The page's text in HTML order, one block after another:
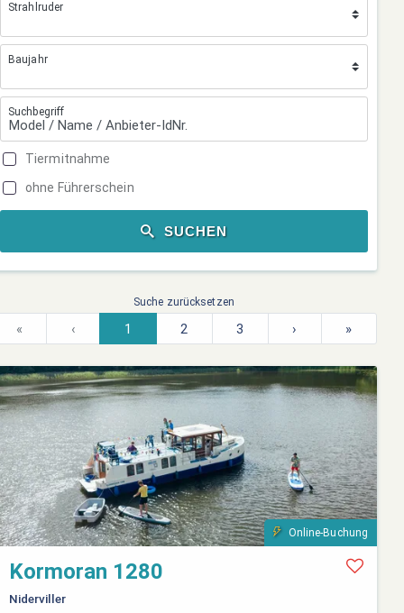
Strahlruder
Baujahr
Suchbegriff
Tiermitnahme
ohne Führerschein
SUCHEN
Suche zurücksetzen
« ‹ 1 2 3 › »
Online-Buchung
Kormoran 1280
Niderviller